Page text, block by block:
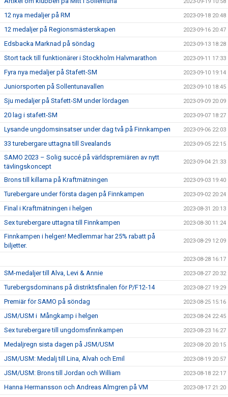
12 nya medaljer på RM 2023-09-18 20:48
12 medaljer på Regionsmästerskapen 2023-09-16 20:47
Edsbacka Marknad på söndag 2023-09-13 18:28
Stort tack till funktionärer i Stockholm Halvmarathon 2023-09-11 17:33
Fyra nya medaljer på Stafett-SM 2023-09-10 19:14
Juniorsporten på Sollentunavallen 2023-09-10 18:45
Sju medaljer på Stafett-SM under lördagen 2023-09-09 20:09
20 lag i stafett-SM 2023-09-07 18:27
Lysande ungdomsinsatser under dag två på Finnkampen 2023-09-06 22:03
33 turebergare uttagna till Svealands 2023-09-05 22:15
SAMO 2023 – Solig succé på världspremiären av nytt
tävlingskoncept
2023-09-04 21:33
Brons till killarna på Kraftmätningen 2023-09-03 19:40
Turebergare under första dagen på Finnkampen 2023-09-02 20:24
Final i Kraftmätningen i helgen 2023-08-31 20:13
Sex turebergare uttagna till Finnkampen 2023-08-30 11:24
Finnkampen i helgen! Medlemmar har 25% rabatt på
biljetter.
2023-08-29 12:09
2023-08-28 16:17
SM-medaljer till Alva, Levi & Annie 2023-08-27 20:32
Turebergsdominans på distriktsfinalen för P/F12-14 2023-08-27 19:29
Premiär för SAMO på söndag 2023-08-25 15:16
JSM/USM i Mångkamp i helgen 2023-08-24 22:45
Sex turebergare till ungdomsfinnkampen 2023-08-23 16:27
Medaljregn sista dagen på JSM/USM 2023-08-20 20:15
JSM/USM: Medalj till Lina, Alvah och Emil 2023-08-19 20:57
JSM/USM: Brons till Jordan och William 2023-08-18 22:17
Hanna Hermansson och Andreas Almgren på VM 2023-08-17 21:20